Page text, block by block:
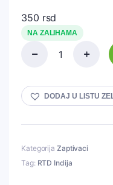
350 rsd
NA ZALIHAMA
motora
S44
DODAJ U LISTU
Kategorija Zaptivaci
Tag: RTD Indija